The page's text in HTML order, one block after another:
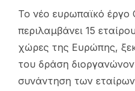
Το νέο ευρωπαϊκό έργο
περιλαμβάνει 15
χώρες της Ευρώπης,
του δράση
συνάντηση των